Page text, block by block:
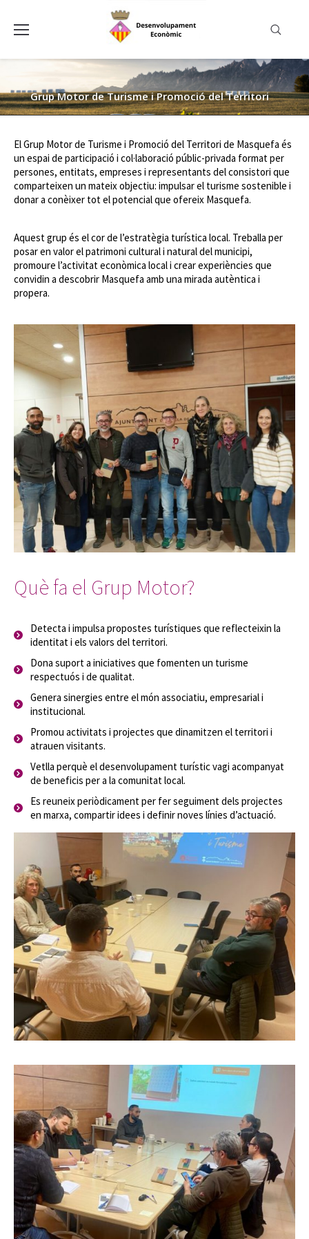
Grup Motor de Turisme i Promoció del Territori
El Grup Motor de Turisme i Promoció del Territori de Masquefa és
un espai de participació i col·laboració públic-privada format per
persones, entitats, empreses i representants del consistori que
comparteixen un mateix objectiu: impulsar el turisme sostenible i
donar a conèixer tot el potencial que ofereix Masquefa.
Aquest grup és el cor de l’estratègia turística local. Treballa per
posar en valor el patrimoni cultural i natural del municipi,
promoure l’activitat econòmica local i crear experiències que
convidin a descobrir Masquefa amb una mirada autèntica i
propera.
Què fa el Grup Motor?
Detecta i impulsa propostes turístiques que reflecteixin la
identitat i els valors del territori.
Dona suport a iniciatives que fomenten un turisme
respectuós i de qualitat.
Genera sinergies entre el món associatiu, empresarial i
institucional.
Promou activitats i projectes que dinamitzen el territori i
atrauen visitants.
Vetlla perquè el desenvolupament turístic vagi acompanyat
de beneficis per a la comunitat local.
Es reuneix periòdicament per fer seguiment dels projectes
en marxa, compartir idees i definir noves línies d’actuació.